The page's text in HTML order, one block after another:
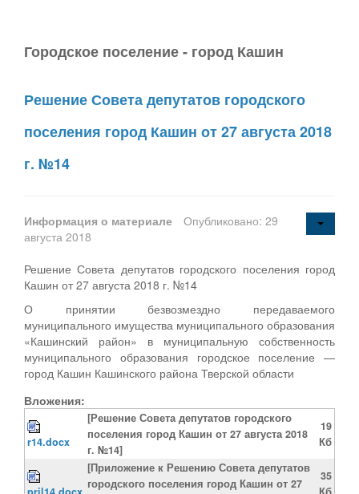
Городское поселение - город Кашин
Решение Совета депутатов городского
поселения город Кашин от 27 августа 2018
г. №14
Информация о материале
Опубликовано: 29
августа 2018
Решение Совета депутатов городского поселения город
Кашин от 27 августа 2018 г. №14
О принятии безвозмездно передаваемого
муниципального имущества муниципального образования
«Кашинский район» в муниципальную собственность
муниципального образования городское поселение —
город Кашин Кашинского района Тверской области
Вложения:
r14.docx
[Решение Совета депутатов городского
поселения город Кашин от 27 августа 2018
г. №14]
19
Кб
[Приложение к Решению Совета депутатов
городского поселения город Кашин от 27
35